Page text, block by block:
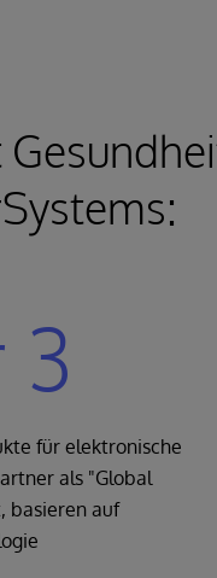
3
für elektronische
als "Global
basieren auf